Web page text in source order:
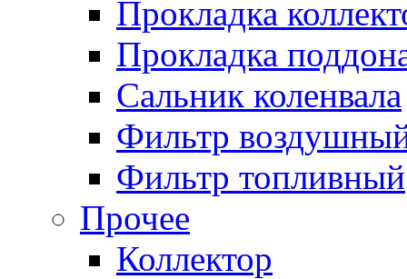
Прокладка
Прокладка
Сальник коленвала
Фильтр
Фильтр топливный
Прочее
Коллектор